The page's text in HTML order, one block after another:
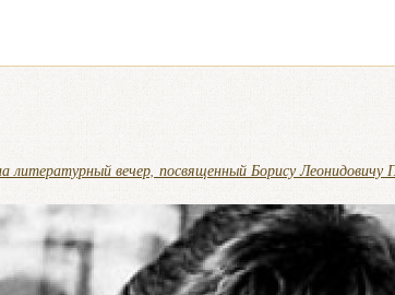
литературный вечер, посвященный Борису Леонидовичу